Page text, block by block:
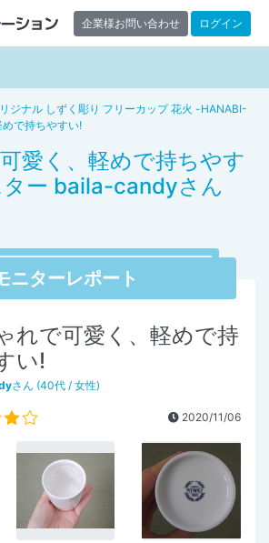
企業様お問い合わせ ログイン
ジナル しずく彫り フリーカップ 花火 -HANABI-
で持ちやすい!
愛く、軽めで持ちやす
ー baila-candyさん
ニターレポート
れで可愛く、軽めで持
い!
さん (40代 / 女性)
2020/11/06